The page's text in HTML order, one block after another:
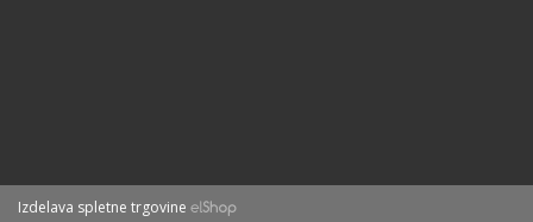
Izdelava spletne trgovine